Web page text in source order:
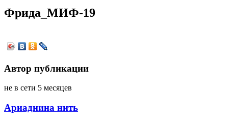
Фрида_МИФ-19
Автор публикации
не в сети 5 месяцев
Ариаднина нить